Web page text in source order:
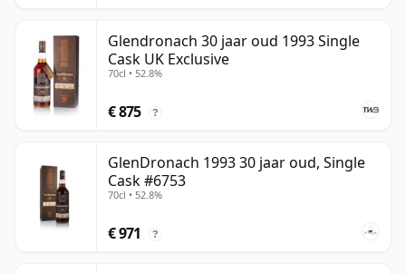
Glendronach 30 jaar oud 1993 Single
Cask UK Exclusive
70cl • 52.8%
€ 875 ?
GlenDronach 1993 30 jaar oud, Single
Cask #6753
70cl • 52.8%
€ 971 ?